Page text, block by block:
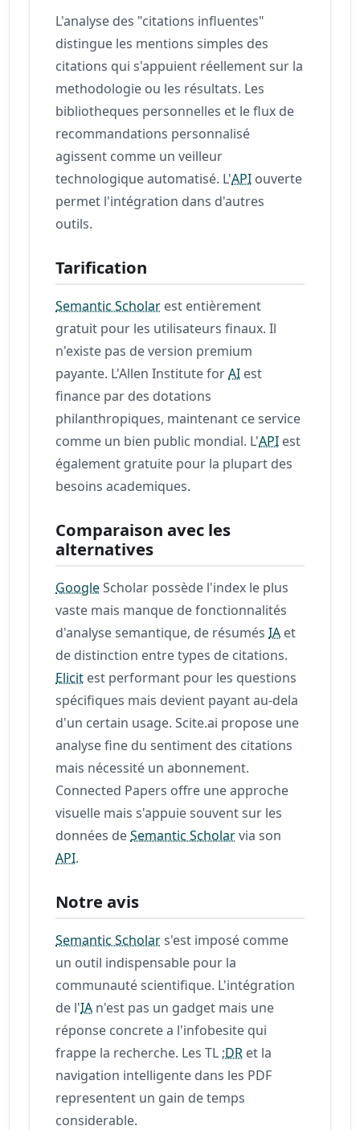
L'analyse des "citations influentes"
distingue les mentions simples des
citations qui s'appuient réellement sur la
methodologie ou les résultats. Les
bibliotheques personnelles et le flux de
recommandations personnalisé
agissent comme un veilleur
technologique automatisé. L'API ouverte
permet l'intégration dans d'autres
outils.
Tarification
Semantic Scholar est entièrement
gratuit pour les utilisateurs finaux. Il
n'existe pas de version premium
payante. L'Allen Institute forAI est
finance par des dotations
philanthropiques, maintenant ce service
comme un bien public mondial. L'API est
également gratuite pour la plupart des
besoins academiques.
Comparaison avec les
alternatives
GoogleScholar possède l'index le plus
vaste mais manque de fonctionnalités
d'analyse semantique, de résumésIA et
de distinction entre types de citations.
Elicit est performant pour les questions
spécifiques mais devient payant au-dela
d'un certain usage. Scite.ai propose une
analyse fine du sentiment des citations
mais nécessité un abonnement.
Connected Papers offre une approche
visuelle mais s'appuie souvent sur les
données deSemantic Scholarvia son
API.
Notre avis
Semantic Scholars'est imposé comme
un outil indispensable pour la
communauté scientifique. L'intégration
de l'IA n'est pas un gadget mais une
réponse concrete a l'infobesite qui
frappe la recherche. Les TL ;DR et la
navigation intelligente dans les PDF
representent un gain de temps
considerable.